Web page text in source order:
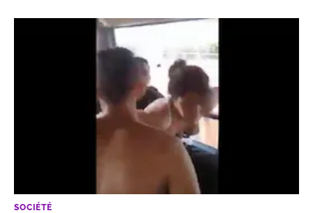
SOCIÉTÉ